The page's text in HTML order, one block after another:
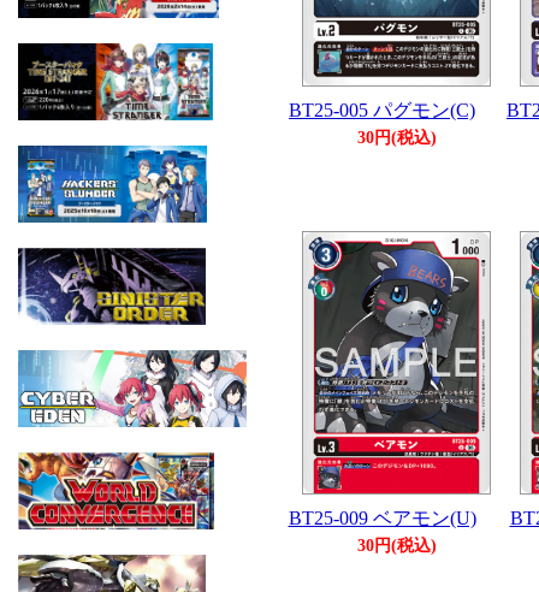
BT25-005 パグモン(C)
30円(税込)
BT25-009 ベアモン(U)
30円(税込)